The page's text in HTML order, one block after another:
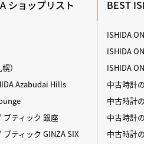
ショップリスト
）
Azabudai Hills
ブティック 銀座
ティック GINZA SIX
BEST
ISHIDA
ISHIDA
ISHIDA
中古時計
中古時計
中古時計
中古時計